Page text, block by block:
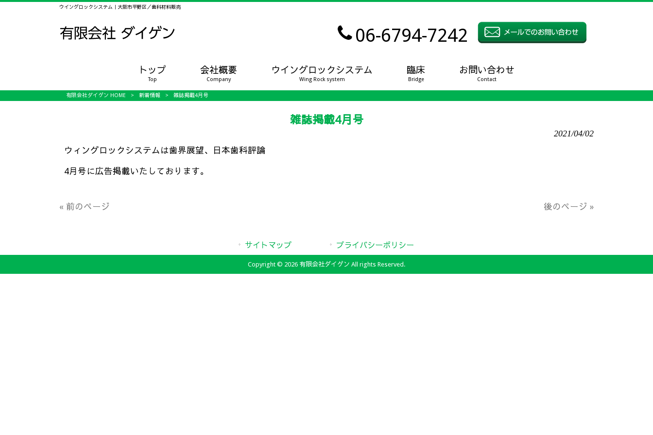
ウイングロックシステム｜大阪市平野区／歯科材料販売
06-6794-7242
トップ
Top
会社概要
Company
ウイングロックシステム
Wing Rock system
臨床
Bridge
お問い合わせ
Contact
有限会社ダイゲン HOME > 新着情報 > 雑誌掲載4月号
雑誌掲載4月号
2021/04/02
ウィングロックシステムは歯界展望、日本歯科評論
4月号に広告掲載いたしております。
« 前のページ 後のページ »
サイトマップ プライバシーポリシー
Copyright © 2026 有限会社ダイゲン All rights Reserved.